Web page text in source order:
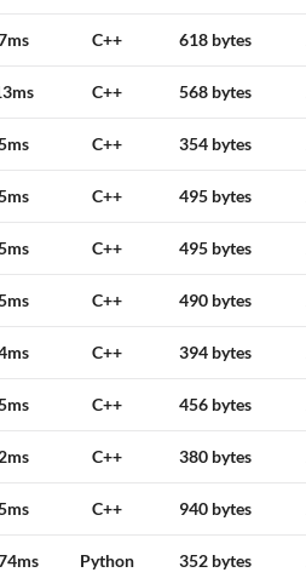
C++ 618 bytes
C++ 568 bytes
C++ 354 bytes
C++ 495 bytes
C++ 495 bytes
C++ 490 bytes
C++ 394 bytes
C++ 456 bytes
2ms C++ 380 bytes
C++ 940 bytes
Python 352 bytes